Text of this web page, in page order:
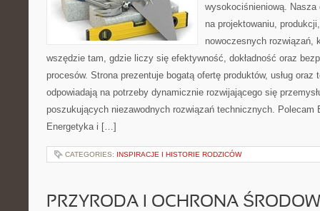
wysokociśnieniową. Nasza
na projektowaniu,
nowoczesnych rozwiązań,
wszędzie tam, gdzie liczy się efektywność, dokładność oraz
procesów. Strona prezentuje bogatą ofertę produktów, usług oraz
odpowiadają na potrzeby dynamicznie rozwijającego się
poszukujących niezawodnych rozwiązań technicznych. Polecam
Energetyka i […]
CATEGORIES: INSPIRACJE I HISTORIE RODZICÓW
PRZYRODA I OCHRONA